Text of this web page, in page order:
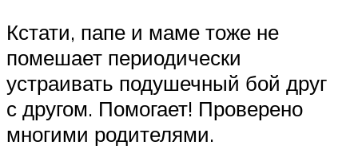
Кстати, папе и маме тоже не
помешает периодически
устраивать подушечный бой друг
с другом. Помогает! Проверено
многими родителями.